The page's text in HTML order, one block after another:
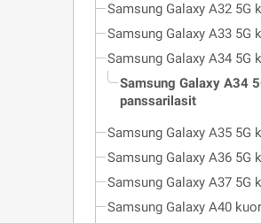
Samsung Galaxy A32 5G
Samsung Galaxy A33 5G
Samsung Galaxy A34 5G
Samsung Galaxy A34
panssarilasit
Samsung Galaxy A35 5G
Samsung Galaxy A36 5G
Samsung Galaxy A37 5G
Samsung Galaxy A40